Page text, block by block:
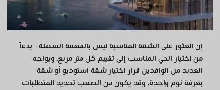
إن العثور على الشقة المناسبة ليس بالمهمة السهلة - بدءاً
من اختيار الحي المناسب إلى تقييم كل متر مربع، ويواجه
العديد من الوافدين قرار اختيار شقة استوديو أو شقة
بغرفة نوم واحدة. وقد يكون من الصعب تحديد المتطلبات